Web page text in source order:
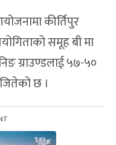
कीर्तिपुर
समूह बी मा
ग्राउण्डलाई ५७-५०
छ ।